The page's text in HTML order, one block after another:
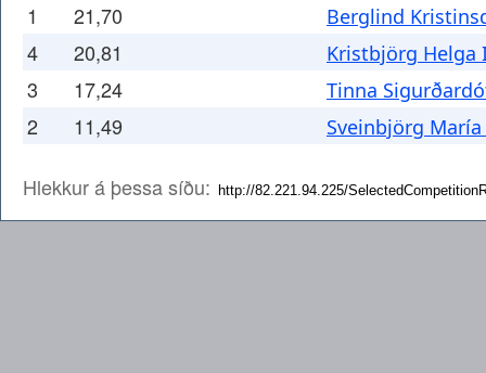
1 21,70 Berglind
4 20,81 Kristbjörg
3 17,24 Tinna
2 11,49 Sveinbjörg
Hlekkur á þessa síðu: